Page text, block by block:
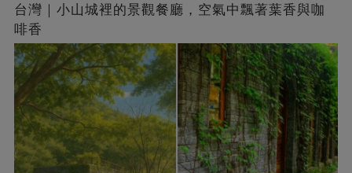
台灣｜小山城裡的景觀餐廳，空氣中飄著葉香與咖
啡香